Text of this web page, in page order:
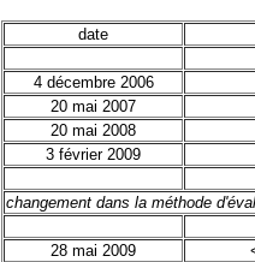
date
4 décembre 2006
20 mai 2007
20 mai 2008
3 février 2009
changement dans la méthode
28 mai 2009